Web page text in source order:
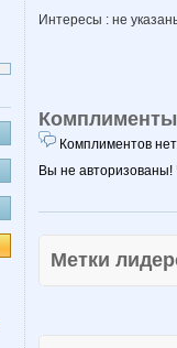
Интересы : не
Комплименты
Комплиментов
Вы не
Метки